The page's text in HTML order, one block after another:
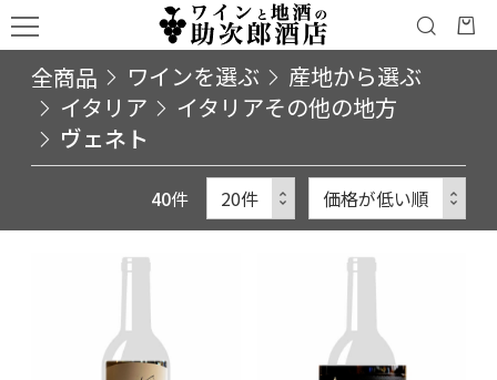
全商品 ワインを選ぶ
産地から選ぶ
イタリア
イタリアその他の地方
ヴェネト
40件